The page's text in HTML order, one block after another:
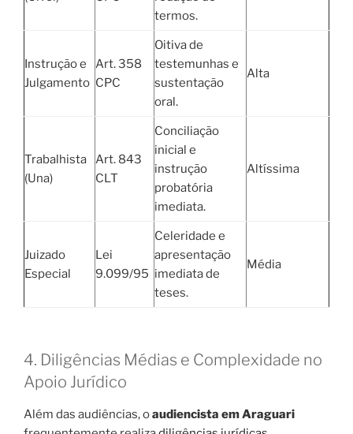
termos.
Instrução e
Julgamento
Art. 358
CPC
Oitiva de
testemunhas e
sustentação
oral.
Alta
Trabalhista
(Una)
Art. 843
CLT
Conciliação
inicial e
instrução
probatória
imediata.
Altíssima
Juizado
Especial
Lei
9.099/95
Celeridade e
apresentação
imediata de
teses.
Média
4. Diligências Médias e Complexidade no
Apoio Jurídico
Além das audiências, oaudiencista em Araguari